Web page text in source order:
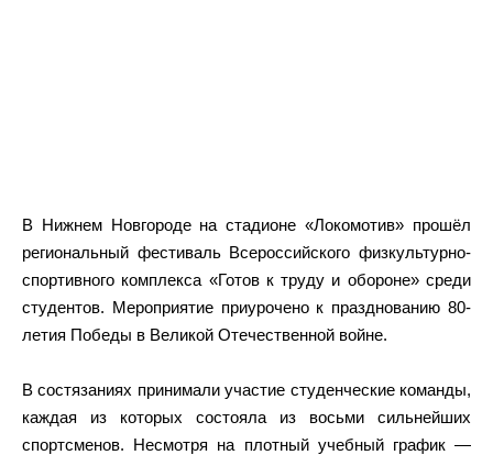
В Нижнем Новгороде на стадионе «Локомотив» прошёл
региональный фестиваль Всероссийского физкультурно-
спортивного комплекса «Готов к труду и обороне» среди
студентов. Мероприятие приурочено к празднованию 80-
летия Победы в Великой Отечественной войне.
В состязаниях принимали участие студенческие команды,
каждая из которых состояла из восьми сильнейших
спортсменов. Несмотря на плотный учебный график —